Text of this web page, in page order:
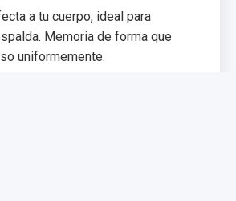
a tu cuerpo, ideal para
Memoria de forma que
uniformemente.